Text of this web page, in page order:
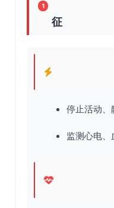
1
初始评
征
立
停止活动、
监测心电
血流